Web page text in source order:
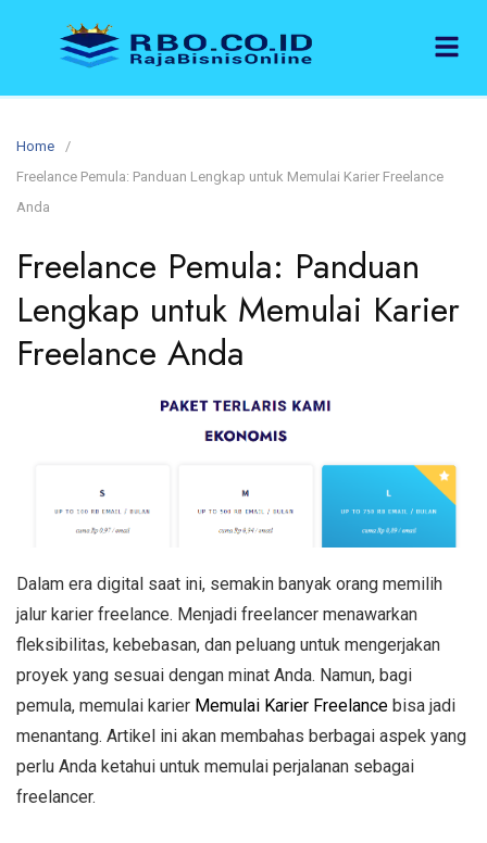
Home
Freelance Pemula: Panduan Lengkap untuk Memulai Karier Freelance
Anda
Freelance Pemula: Panduan
Lengkap untuk Memulai Karier
Freelance Anda
Dalam era digital saat ini, semakin banyak orang memilih
jalur karier freelance. Menjadi freelancer menawarkan
fleksibilitas, kebebasan, dan peluang untuk mengerjakan
proyek yang sesuai dengan minat Anda. Namun, bagi
pemula, memulai karier Memulai Karier Freelance bisa jadi
menantang. Artikel ini akan membahas berbagai aspek yang
perlu Anda ketahui untuk memulai perjalanan sebagai
freelancer.